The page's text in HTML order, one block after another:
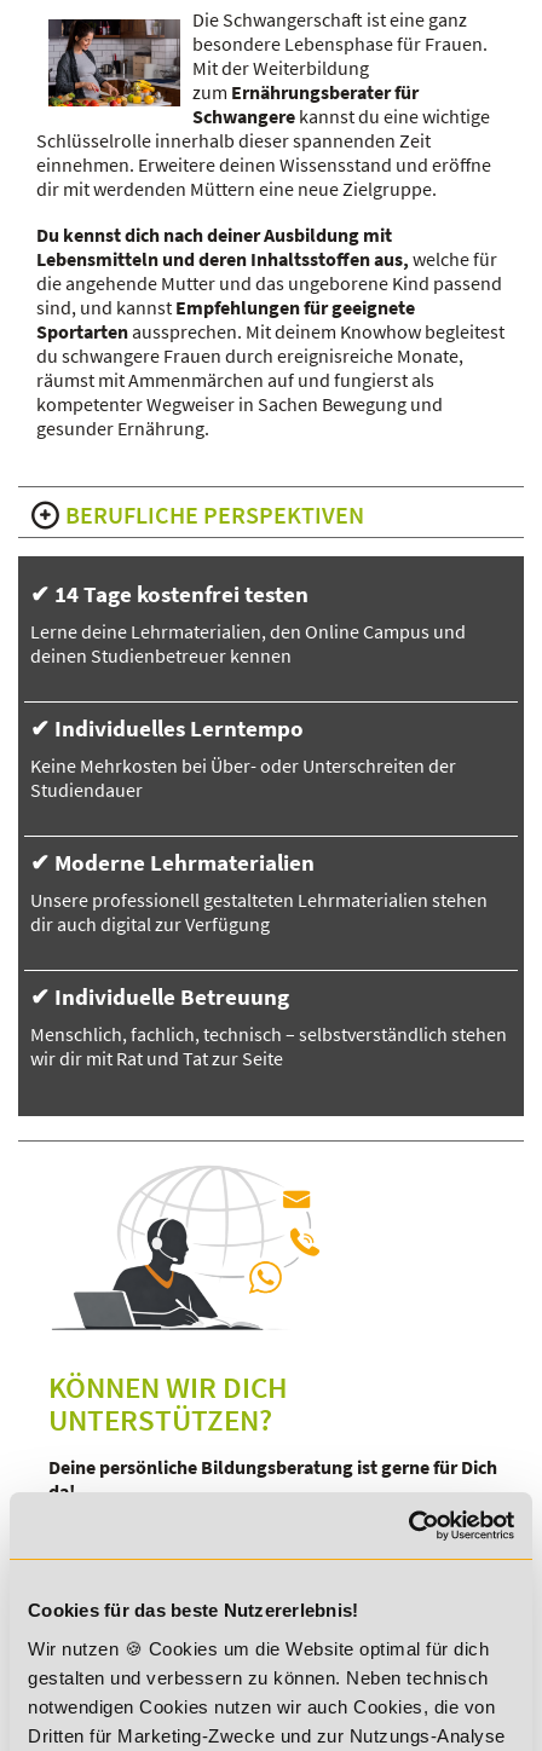
Cookies für das beste Nutzererlebnis!
Wir nutzen 🍪 Cookies um die Website optimal für dich
gestalten und verbessern zu können. Neben technisch
notwendigen Cookies nutzen wir auch Cookies, die von
Dritten für Marketing-Zwecke und zur Nutzungs-Analyse
Die Schwangerschaft ist eine ganz
besondere Lebensphase für Frauen.
Mit der Weiterbildung
zum Ernährungsberater für
Schwangerekannst du eine wichtige
Schlüsselrolle innerhalb dieser spannenden Zeit
einnehmen. Erweitere deinen Wissensstand und eröffne
dir mit werdenden Müttern eine neue Zielgruppe.
Du kennst dich nach deiner Ausbildung mit
Lebensmitteln und deren Inhaltsstoffen aus, welche für
die angehende Mutter und das ungeborene Kind passend
sind, und kannst Empfehlungen für geeignete
Sportartenaussprechen. Mit deinem Knowhow begleitest
du schwangere Frauen durch ereignisreiche Monate,
räumst mit Ammenmärchen auf und fungierst als
kompetenter Wegweiser in Sachen Bewegung und
gesunder Ernährung.
BERUFLICHE PERSPEKTIVEN
✔ 14 Tage kostenfrei testen
Lerne deine Lehrmaterialien, den Online Campus und
deinen Studienbetreuer kennen
✔ Individuelles Lerntempo
Keine Mehrkosten bei Über- oder Unterschreiten der
Studiendauer
✔ Moderne Lehrmaterialien
Unsere professionell gestalteten Lehrmaterialien stehen
dir auch digital zur Verfügung
✔ Individuelle Betreuung
Menschlich, fachlich, technisch – selbstverständlich stehen
wir dir mit Rat und Tat zur Seite
KÖNNEN WIR DICH
UNTERSTÜTZEN?
Deine persönliche Bildungsberatung ist gerne für Dich
da!
Kontaktformular
Termin Rückruf
STAATLICHE ZULASSUNG